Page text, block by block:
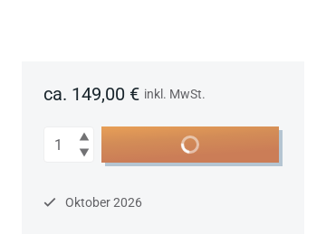
ca. 149,00 € inkl. MwSt.
Anzahl In den Warenkorb
Oktober 2026